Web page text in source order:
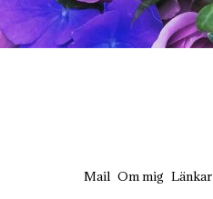
Mail Om mig Länkar